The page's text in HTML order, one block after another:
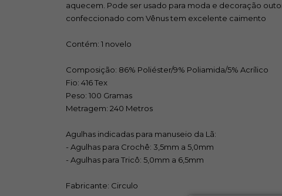
aquecem. Pode ser usado para moda e decoração
confeccionado com Vênus tem excelente caimento
Contém: 1 novelo
Composição: 86% Poliéster/9% Poliamida/5% Acrílico
Fio: 416 Tex
Peso: 100 Gramas
Metragem: 240 Metros
Agulhas indicadas para manuseio da Lã:
- Agulhas para Crochê: 3,5mm a 5,0mm
- Agulhas para Tricô: 5,0mm a 6,5mm
Fabricante: Circulo